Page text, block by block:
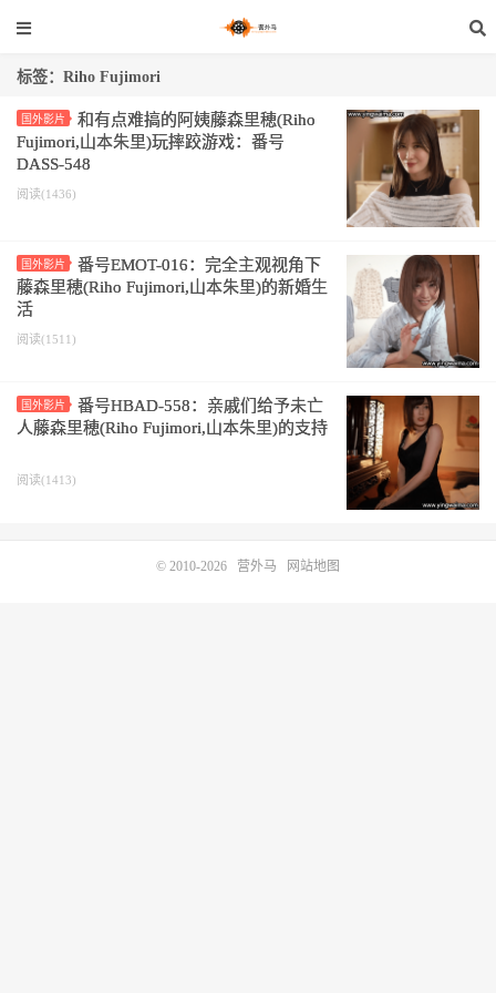
标签：Riho Fujimori
国外影片
和有点难搞的阿姨藤森里穂(Riho
Fujimori,山本朱里)玩摔跤游戏：番号
DASS-548
阅读(1436)
国外影片
番号EMOT-016：完全主观视角下
藤森里穂(Riho Fujimori,山本朱里)的新婚生
活
阅读(1511)
国外影片
番号HBAD-558：亲戚们给予未亡
人藤森里穂(Riho Fujimori,山本朱里)的支持
阅读(1413)
© 2010-2026 营外马 网站地图